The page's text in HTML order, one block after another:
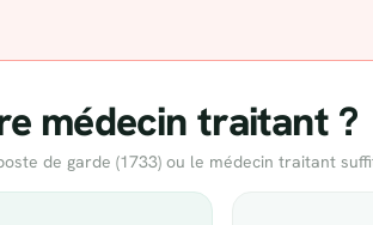
médecin traitant ?
de garde (1733) ou le médecin traitant